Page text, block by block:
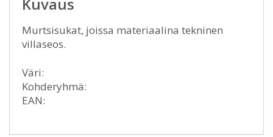
Murtsisukat, joissa materiaalina tekninen
villaseos.
Väri:
Kohderyhmä:
EAN: